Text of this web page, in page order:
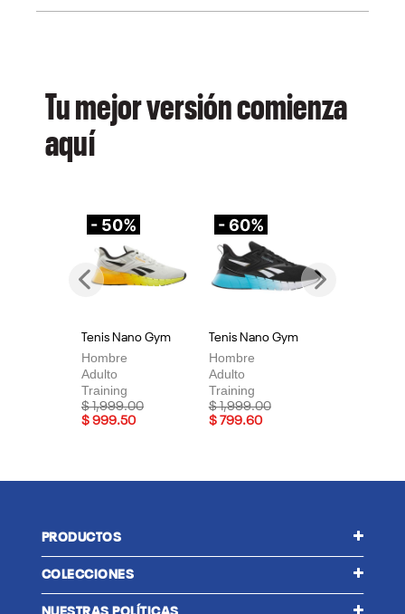
Tu mejor versión comienza
aquí
- 50%
Tenis Nano Gym
Hombre
Adulto
Training
Price reduced from
$ 1,999.00to
$ 999.50
- 60%
Tenis Nano Gym
Hombre
Adulto
Training
Price reduced from
$ 1,999.00to
$ 799.60
Previous
PRODUCTOS
COLECCIONES